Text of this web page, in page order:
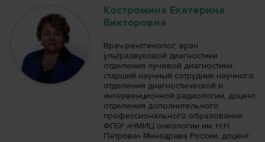
Костромина Екатерина
Викторовна
Врач-рентгенолог, врач
ультразвуковой диагностики
отделения лучевой диагностики,
старший научный сотрудник научного
отделения диагностической и
интервенционной радиологии, доцент
отделения дополнительного
профессионального образования
ФГБУ «НМИЦ онкологии им. Н.Н.
Петрова» Минздрава России, доцент